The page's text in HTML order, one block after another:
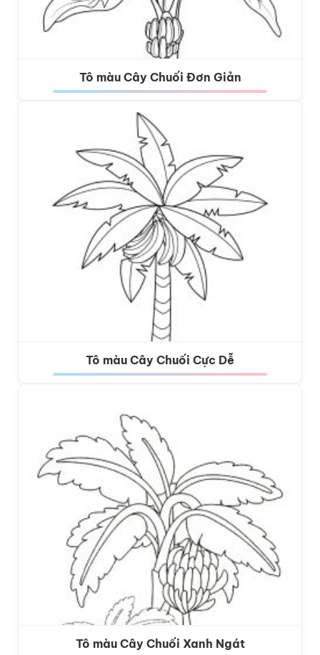
Tô màu Cây Chuối Đơn Giản
Tô màu Cây Chuối Cực Dễ
Tô màu Cây Chuối Xanh Ngát